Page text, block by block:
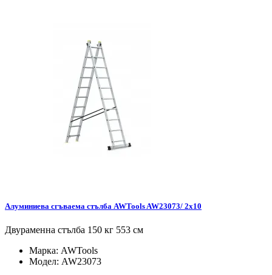
Алуминиева сгъваема стълба AWTools AW23073/ 2x10
Двураменна стълба 150 кг 553 см
Марка: AWTools
Модел: AW23073